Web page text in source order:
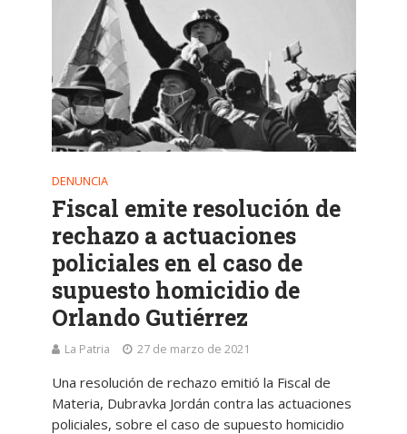
DENUNCIA
Fiscal emite resolución de
rechazo a actuaciones
policiales en el caso de
supuesto homicidio de
Orlando Gutiérrez
La Patria 27 de marzo de 2021
Una resolución de rechazo emitió la Fiscal de
Materia, Dubravka Jordán contra las actuaciones
policiales, sobre el caso de supuesto homicidio